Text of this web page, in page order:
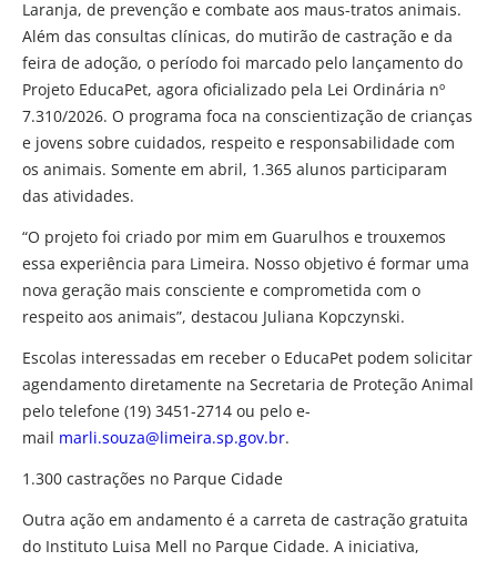
Laranja, de prevenção e combate aos maus-tratos animais.
Além das consultas clínicas, do mutirão de castração e da
feira de adoção, o período foi marcado pelo lançamento do
Projeto EducaPet, agora oficializado pela Lei Ordinária nº
7.310/2026. O programa foca na conscientização de crianças
e jovens sobre cuidados, respeito e responsabilidade com
os animais. Somente em abril, 1.365 alunos participaram
das atividades.
“O projeto foi criado por mim em Guarulhos e trouxemos
essa experiência para Limeira. Nosso objetivo é formar uma
nova geração mais consciente e comprometida com o
respeito aos animais”, destacou Juliana Kopczynski.
Escolas interessadas em receber o EducaPet podem solicitar
agendamento diretamente na Secretaria de Proteção Animal
pelo telefone (19) 3451-2714 ou pelo e-
mail marli.souza@limeira.sp.gov.br.
1.300 castrações no Parque Cidade
Outra ação em andamento é a carreta de castração gratuita
do Instituto Luisa Mell no Parque Cidade. A iniciativa,